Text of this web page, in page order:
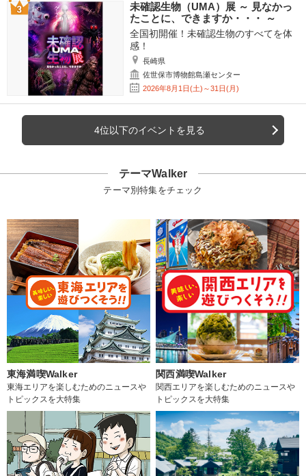
未確認生物（UMA）展 ～ 見なかっ
たことに、できますか・・・ ～
全国初開催！未確認生物のすべてを体
感！
長崎県
佐世保市博物館島瀬センター
2026年8月1日(土)～31日(月)
4位以下のイベントを見る
テーマWalker
テーマ別特集をチェック
東海満喫Walker
東海エリアを楽しむためのニュースや
トピックスを大特集
関西満喫Walker
関西エリアを楽しむためのニュースや
トピックスを大特集